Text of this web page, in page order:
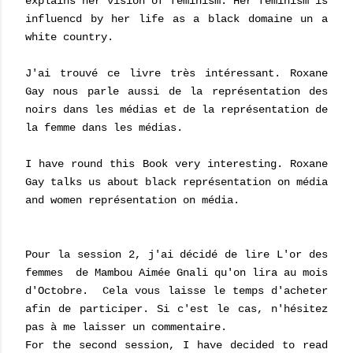
influencd by her life as a black domaine un a
white country.
J'ai trouvé ce livre très intéressant. Roxane
Gay nous parle aussi de la représentation des
noirs dans les médias et de la représentation de
la femme dans les médias.
I have round this Book very interesting. Roxane
Gay talks us about black représentation on média
and women représentation on média.
Pour la session 2, j'ai décidé de lire L'or des
femmes de Mambou Aimée Gnali qu'on lira au mois
d'Octobre. Cela vous laisse le temps d'acheter
afin de participer. Si c'est le cas, n'hésitez
pas à me laisser un commentaire.
For the second session, I have decided to read